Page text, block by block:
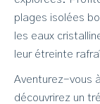
plages isolées
les eaux
leur étreinte
Aventurez-vous
découvrirez un